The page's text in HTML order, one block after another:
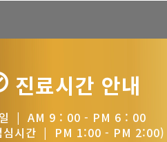
진료시간 안내
| AM 9 : 00 - PM 6 : 00
심시간 | PM 1:00 - PM 2:00)